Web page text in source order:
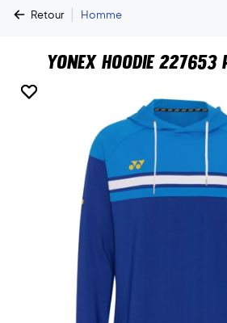
Retour | Homme
Yonex Hoodie 227653